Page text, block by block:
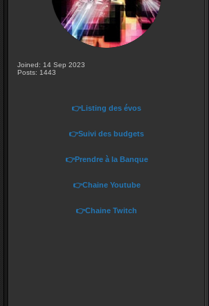
Joined: 14 Sep 2023
Posts: 1443
👉Listing des évos
👉Suivi des budgets
👉Prendre à la Banque
👉Chaine Youtube
👉Chaine Twitch